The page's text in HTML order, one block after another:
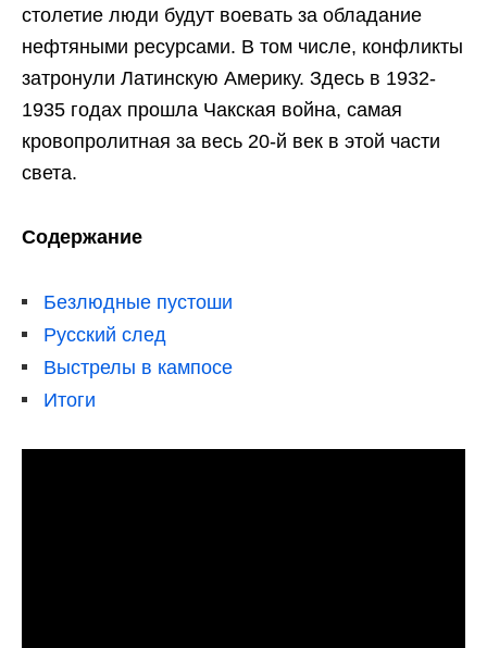
столетие люди будут воевать за обладание
нефтяными ресурсами. В том числе, конфликты
затронули Латинскую Америку. Здесь в 1932-
1935 годах прошла Чакская война, самая
кровопролитная за весь 20-й век в этой части
света.
Содержание
Безлюдные пустоши
Русский след
Выстрелы в кампосе
Итоги